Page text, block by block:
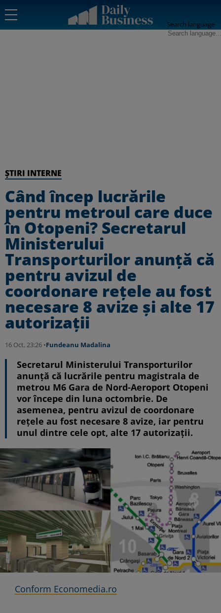
Search language
ȘTIRI INTERNE
Când încep lucrările
pentru metroul care duce
în Otopeni? Secretarul
Ministerului
Transporturilor anunță că
pentru avizul de
coordonare rețele au fost
necesare 8 avize și alte 17
autorizații
16 Oct, 23:26 •Fundeanu Madalina
Secretarul Ministerului Transporturilor
anunță că lucrările pentru magistrala de
metrou M6 Gara de Nord-Aeroport Otopeni
vor începe din luna octombrie. De
asemenea, pentru avizul de coordonare
rețele au fost necesare 8 avize, iar pentru
unul dintre cele opt, alte 17 autorizații.
Conform Economedia.ro